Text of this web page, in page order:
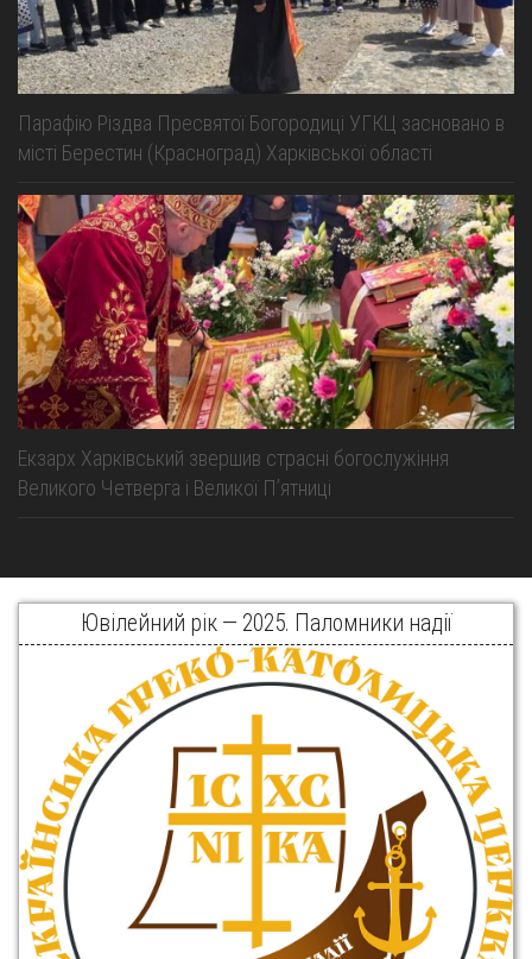
Парафію Різдва Пресвятої Богородиці УГКЦ засновано в
місті Берестин (Красноград) Харківської області
Екзарх Харківський звершив страсні богослужіння
Великого Четверга і Великої Пʼятниці
Ювілейний рік — 2025. Паломники надії